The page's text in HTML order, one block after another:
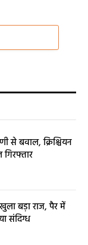
से बवाल, क्रिश्चियन
बड़ा राज, पैर में
संदिग्ध